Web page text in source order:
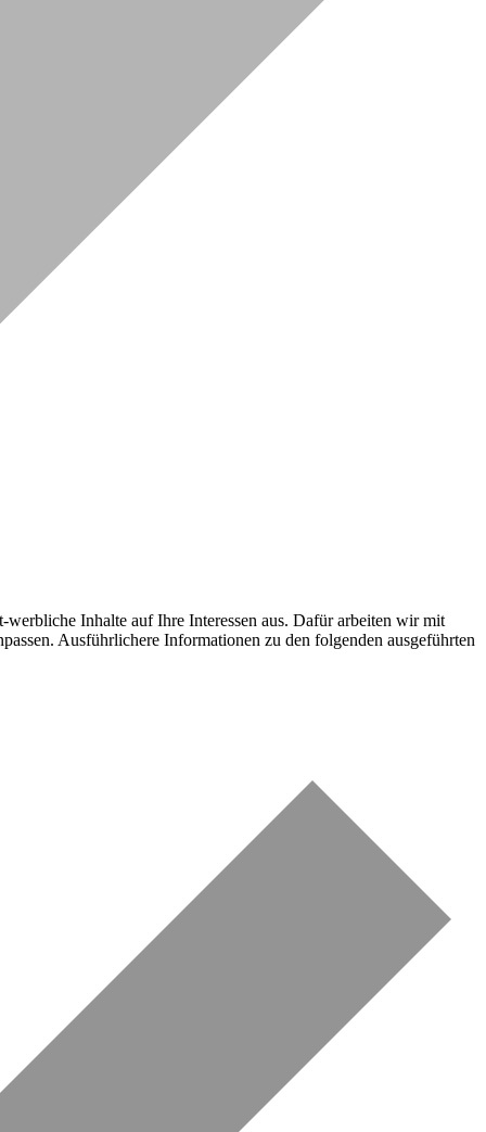
Inhalte auf Ihre Interessen aus. Dafür arbeiten wir mit
Ausführlichere Informationen zu den folgenden ausgeführten